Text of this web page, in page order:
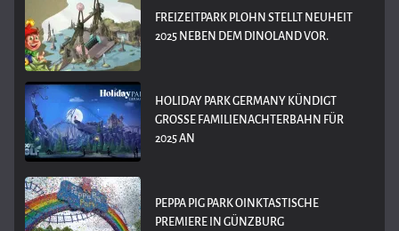
FREIZEITPARK PLOHN STELLT NEUHEIT
2025 NEBEN DEM DINOLAND VOR.
HOLIDAY PARK GERMANY KÜNDIGT
GROSSE FAMILIENACHTERBAHN FÜR 2
025 AN
PEPPA PIG PARK OINKTASTISCHE
PREMIERE IN GÜNZBURG